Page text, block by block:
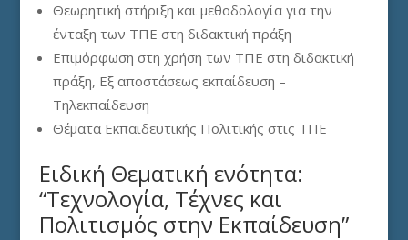
Θεωρητική στήριξη και μεθοδολογία για την
ένταξη των ΤΠΕ στη διδακτική πράξη
Επιμόρφωση στη χρήση των ΤΠΕ στη διδακτική
πράξη, Εξ αποστάσεως εκπαίδευση –
Τηλεκπαίδευση
Θέματα Εκπαιδευτικής Πολιτικής στις ΤΠΕ
Ειδική Θεματική ενότητα:
“Τεχνολογία, Τέχνες και
Πολιτισμός στην Εκπαίδευση”